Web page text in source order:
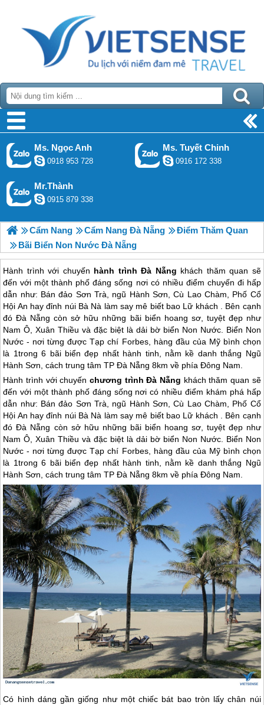
Ms. Ngọc Anh
0918 953 728
Ms. Tuyết Chinh
0916 172 338
Mr.Thành
0915 879 338
Cẩm Nang Cẩm Nang Đà Nẵng
Điểm Thăm Quan
Bãi Biển Non Nước Đà Nẵng
Hành trình với chuyến hành trình Đà Nẵng khách thăm quan sẽ
đến với một thành phố đáng sống nơi có nhiều điểm chuyến đi hấp
dẫn như: Bán đảo Sơn Trà, ngũ Hành Sơn, Cù Lao Chàm, Phố Cổ
Hội An hay đỉnh núi Bà Nà làm say mê biết bao Lữ khách . Bên cạnh
đó Đà Nẵng còn sở hữu những bãi biển hoang sơ, tuyệt đẹp như
Nam Ô, Xuân Thiều và đặc biệt là dải bờ biển Non Nước. Biển Non
Nước - nơi từng được Tạp chí Forbes, hàng đầu của Mỹ bình chọn
là 1trong 6 bãi biển đẹp nhất hành tinh, nằm kề danh thắng Ngũ
Hành Sơn, cách trung tâm TP Đà Nẵng 8km về phía Đông Nam.
Hành trình với chuyếnchương trìnhĐà Nẵng khách thăm quan sẽ
đến với một thành phố đáng sống nơi có nhiều điểm khám phá hấp
dẫn như: Bán đảo Sơn Trà, ngũ Hành Sơn, Cù Lao Chàm, Phố Cổ
Hội An hay đỉnh núi Bà Nà làm say mê biết bao Lữ khách . Bên cạnh
đóĐà Nẵng còn sở hữu những bãi biển hoang sơ, tuyệt đẹp như
Nam Ô, Xuân Thiều và đặc biệt là dải bờ biển Non Nước. Biển Non
Nước - nơi từng được Tạp chí Forbes, hàng đầu của Mỹ bình chọn
là 1trong 6 bãi biển đẹp nhất hành tinh, nằm kề danh thắng Ngũ
Hành Sơn, cách trung tâm TPĐà Nẵng 8km về phía Đông Nam.
Có hình dáng gần giống như một chiếc bát bao tròn lấy chân núi